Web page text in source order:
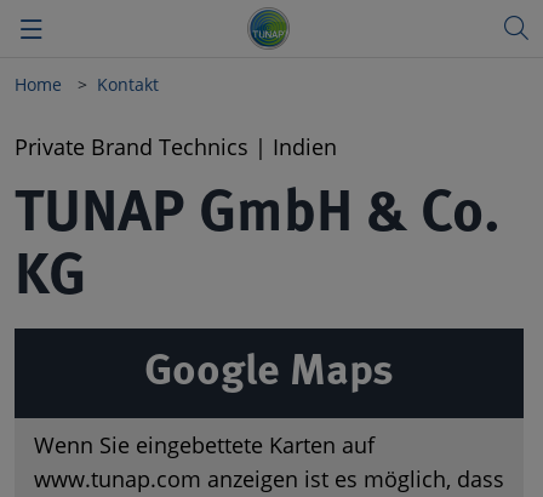
Zurück
Vision
Qualität
Meilensteine
Gesundheit & Umwelt
Zurück
TUNAP Automotive
TUNAP Industry
Private Brand
Messen
Zurück
Deutsch
English
Home Kontakt
Private Brand Technics | Indien
TUNAP GmbH & Co.
KG
Google Maps
Wenn Sie eingebettete Karten auf
www.tunap.com anzeigen ist es möglich, dass